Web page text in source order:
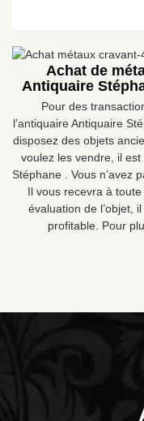
Achat de
Antiquaire
Pour des
l’antiquaire Antiquaire
disposez des objets
voulez les vendre, il
Stéphane . Vous n’avez
Il vous recevra à
évaluation de l’objet,
profitable. Pour